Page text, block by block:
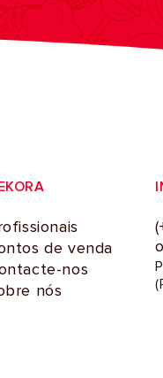
de venda
nos
nós
I
d